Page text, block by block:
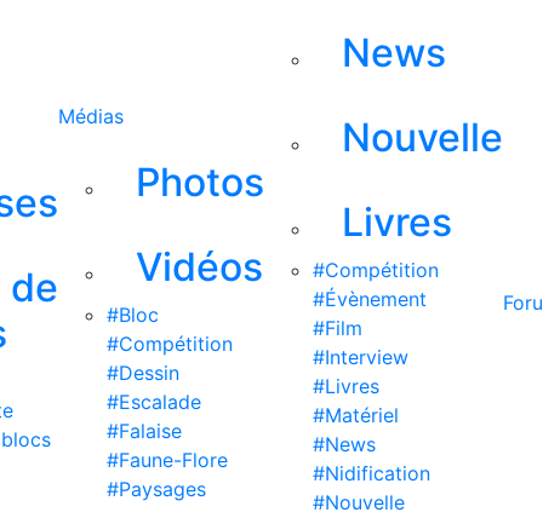
de
Médias
Photos
Vidéos
#Bloc
#Compétition
#Dessin
#Escalade
#Falaise
#Faune-Flore
#Paysages
News
Nouvelle
Livres
#Compétition
#Évènement
#Film
#Interview
#Livres
#Matériel
#News
#Nidification
#Nouvelle